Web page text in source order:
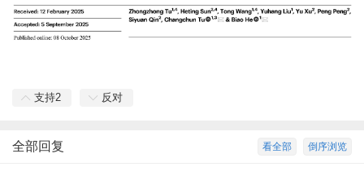
支持2 反对
倒序浏览
看全部
全部回复